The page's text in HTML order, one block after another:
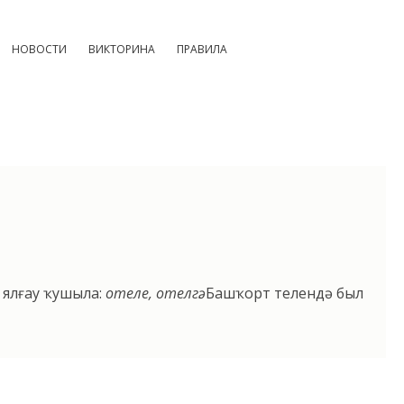
НОВОСТИ ВИКТОРИНА ПРАВИЛА
ҡушыла: отеле, отелгә.Башҡорт телендә был